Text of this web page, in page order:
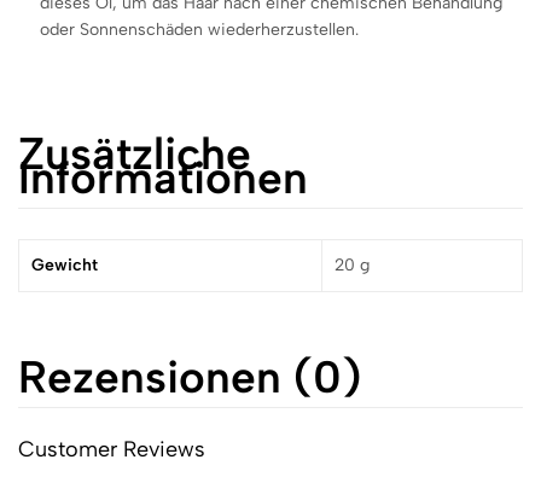
oder Sonnenschäden wiederherzustellen.
Zusätzliche
Informationen
Gewicht 20 g
Rezensionen (0)
Customer Reviews